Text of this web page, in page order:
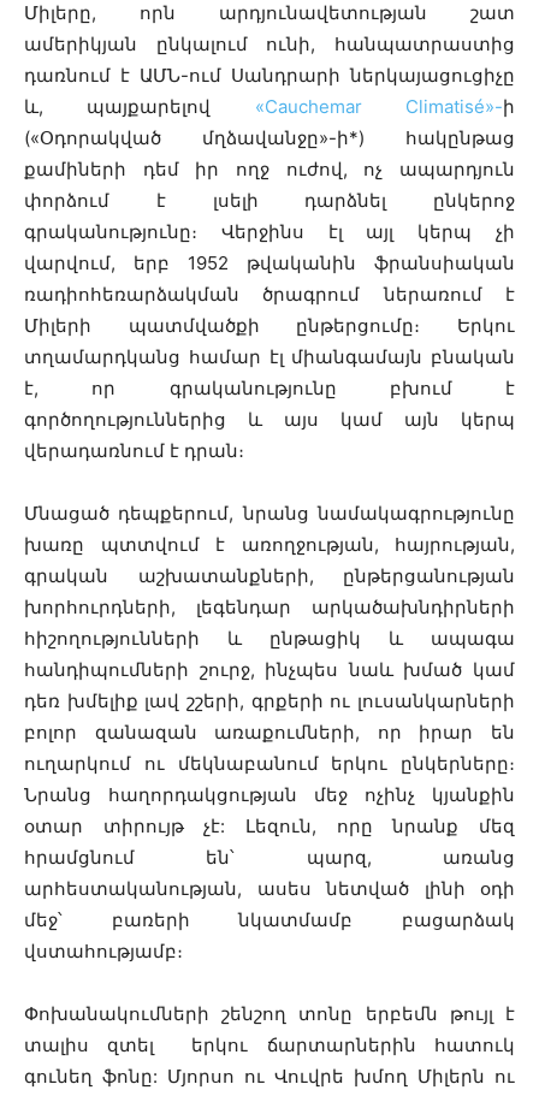
Միլերը, որն արդյունավետության շատ
ամերիկյան ընկալում ունի, հանպատրաստից
դառնում է ԱՄՆ-ում Սանդրարի ներկայացուցիչը
և, պայքարելով «Cauchemar Climatisé»-ի
(«Օդորակված մղձավանջը»-ի*) հակընթաց
քամիների դեմ իր ողջ ուժով, ոչ ապարդյուն
փորձում է լսելի դարձնել ընկերոջ
գրականությունը։ Վերջինս էլ այլ կերպ չի
վարվում, երբ 1952 թվականին ֆրանսիական
ռադիոհեռարձակման ծրագրում ներառում է
Միլերի պատմվածքի ընթերցումը։ Երկու
տղամարդկանց համար էլ միանգամայն բնական
է, որ գրականությունը բխում է
գործողություններից և այս կամ այն ​​կերպ
վերադառնում է դրան։
Մնացած դեպքերում, նրանց նամակագրությունը
խառը պտտվում է առողջության, հայրության,
գրական աշխատանքների, ընթերցանության
խորհուրդների, լեգենդար արկածախնդիրների
հիշողությունների և ընթացիկ և ապագա
հանդիպումների շուրջ, ինչպես նաև խմած կամ
դեռ խմելիք լավ շշերի, գրքերի ու լուսանկարների
բոլոր զանազան առաքումների, որ իրար են
ուղարկում ու մեկնաբանում երկու ընկերները։
Նրանց հաղորդակցության մեջ ոչինչ կյանքին
օտար տիրույթ չէ: Լեզուն, որը նրանք մեզ
հրամցնում են՝ պարզ, առանց
արհեստականության, ասես նետված լինի օդի
մեջ՝ բառերի նկատմամբ բացարձակ
վստահությամբ։
Փոխանակումների շենշող տոնը երբեմն թույլ է
տալիս զտել երկու ճարտարներին հատուկ
գունեղ ֆոնը: Մյորսո ու Վուվրե խմող Միլերն ու